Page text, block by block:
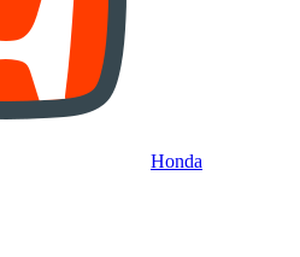
Honda